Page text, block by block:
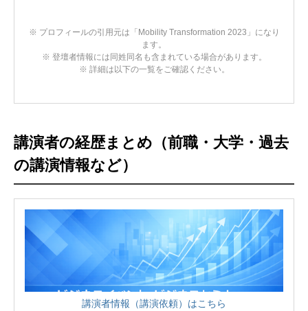
※ プロフィールの引用元は「Mobility Transformation 2023」になり
ます。
※ 登壇者情報には同姓同名も含まれている場合があります。
※ 詳細は以下の一覧をご確認ください。
講演者の経歴まとめ（前職・大学・過去
の講演情報など）
講演者情報（講演依頼）はこちら